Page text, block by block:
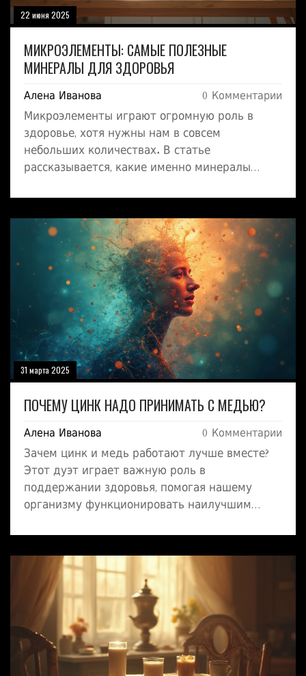
22 июня 2025
МИКРОЭЛЕМЕНТЫ: САМЫЕ ПОЛЕЗНЫЕ
МИНЕРАЛЫ ДЛЯ ЗДОРОВЬЯ
Алена Иванова 0 Комментарии
Микроэлементы играют огромную роль в
здоровье, хотя нужны нам в совсем
небольших количествах. В статье
рассказывается, какие именно минералы
отвечают. Вы узнаете, как дефицит этих
веществ сказывается на самочувствии и где
их найти в обычной еде. Всё максимально
просто и по делу: актуальные советы,
примеры и небольшой разбор популярных
мифов. Будет полезно тем, кто хочет
заботиться о себе без сложностей.
31 марта 2025
ПОЧЕМУ ЦИНК НАДО ПРИНИМАТЬ С МЕДЬЮ?
Алена Иванова 0 Комментарии
Зачем цинк и медь работают лучше вместе?
Этот дуэт играет важную роль в
поддержании здоровья, помогая нашему
организму функционировать наилучшим
вашу иммунную систему, кожу и даже
уровень энергии. Не пропустите простые
советы о том, как правильно интегрировать
эти минералы в свой рацион.